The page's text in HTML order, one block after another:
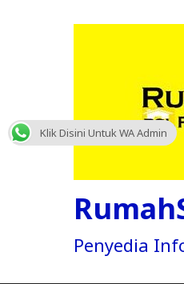
Penyedia
Klik Disini Untuk WA Admin